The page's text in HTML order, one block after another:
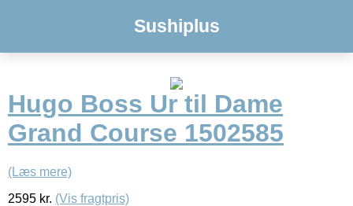
Sushiplus
Hugo Boss Ur til Dame
Grand Course 1502585
(Læs mere)
2595 kr. (Vis fragtpris)